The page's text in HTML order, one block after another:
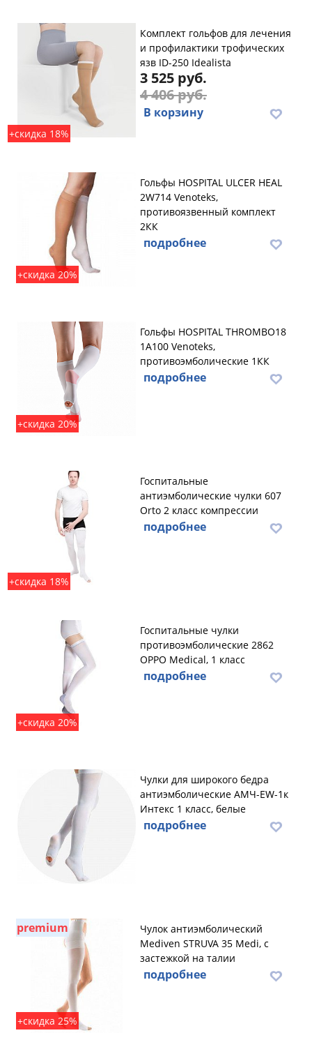
+скидка 18%
Комплект гольфов для лечения
и профилактики трофических
язв ID-250 Idealista
3 525 руб.
4 406 руб.
В корзину
+скидка 20%
Гольфы HOSPITAL ULCER HEAL
2W714 Venoteks,
противоязвенный комплект
2КК
подробнее
+скидка 20%
Гольфы HOSPITAL THROMBO18
1A100 Venoteks,
противоэмболические 1КК
подробнее
+скидка 18%
Госпитальные
антиэмболические чулки 607
Orto 2 класс компрессии
подробнее
+скидка 20%
Госпитальные чулки
противоэмболические 2862
OPPO Medical, 1 класс
подробнее
Чулки для широкого бедра
антиэмболические АМЧ-EW-1к
Интекс 1 класс, белые
подробнее
premium
+скидка 25%
Чулок антиэмболический
Mediven STRUVA 35 Medi, с
застежкой на талии
подробнее